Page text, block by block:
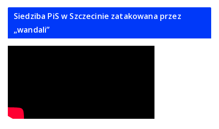
Siedziba PiS w Szczecinie zatakowana przez
„wandali”